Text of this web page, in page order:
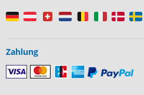
Zahlung